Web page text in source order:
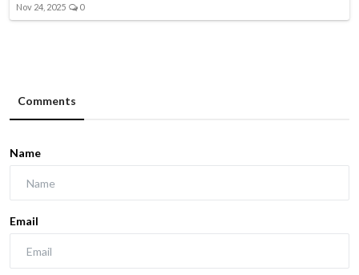
Nov 24, 2025 0
Comments
Name
Email